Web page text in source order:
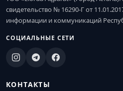
свидетельство № 16290-Г от
информации и коммуникаций
СОЦИАЛЬНЫЕ СЕТИ
КОНТАКТЫ